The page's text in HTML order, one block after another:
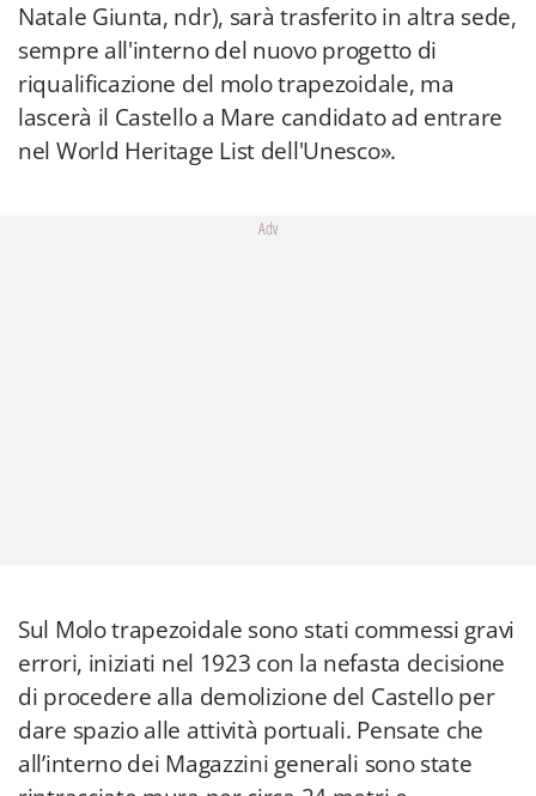
Natale Giunta, ndr), sarà trasferito in altra sede,
sempre all'interno del nuovo progetto di
riqualificazione del molo trapezoidale, ma
lascerà il Castello a Mare candidato ad entrare
nel World Heritage List dell'Unesco».
Adv
Sul Molo trapezoidale sono stati commessi gravi
errori, iniziati nel 1923 con la nefasta decisione
di procedere alla demolizione del Castello per
dare spazio alle attività portuali. Pensate che
all’interno dei Magazzini generali sono state